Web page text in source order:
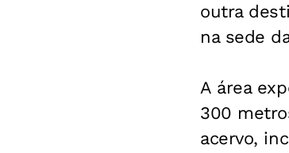
outra
na sede
A área
300
acervo,